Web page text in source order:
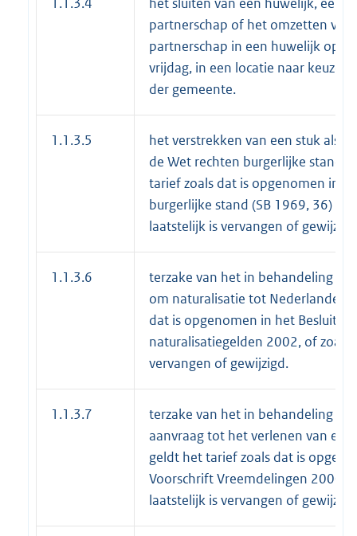
partnerschap of het omzetten van
partnerschap in een huwelijk op
vrijdag, in een locatie naar keuze,
der gemeente.
1.1.3.5
het verstrekken van een stuk als
de Wet rechten burgerlijke stand
tarief zoals dat is opgenomen in
burgerlijke stand (SB 1969, 36) of
laatstelijk is vervangen of
1.1.3.6
terzake van het in behandeling
om naturalisatie tot Nederlander,
dat is opgenomen in het Besluit
naturalisatiegelden 2002, of zoals
vervangen of gewijzigd.
1.1.3.7
terzake van het in behandeling
aanvraag tot het verlenen van
geldt het tarief zoals dat is
Voorschrift Vreemdelingen 2000
laatstelijk is vervangen of